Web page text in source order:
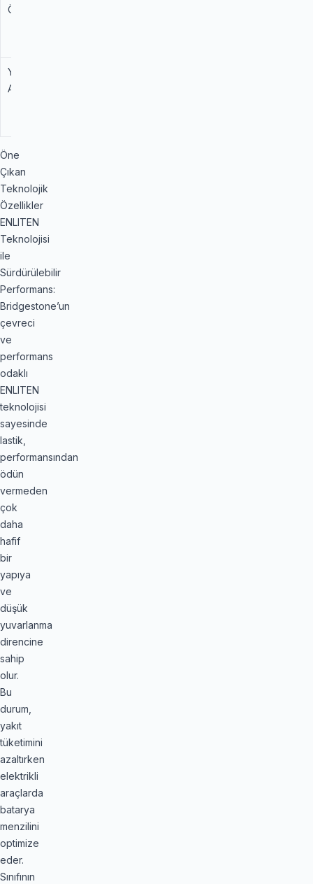
Ömrü
Yapısal
Ağırlık
Öne
Çıkan
Teknolojik
Özellikler
ENLITEN
Teknolojisi
ile
Sürdürülebilir
Performans:
Bridgestone’un
çevreci
ve
performans
odaklı
ENLITEN
teknolojisi
sayesinde
lastik,
performansından
ödün
vermeden
çok
daha
hafif
bir
yapıya
ve
düşük
yuvarlanma
direncine
sahip
olur.
Bu
durum,
yakıt
tüketimini
azaltırken
elektrikli
araçlarda
batarya
menzilini
optimize
eder.
Sınıfının